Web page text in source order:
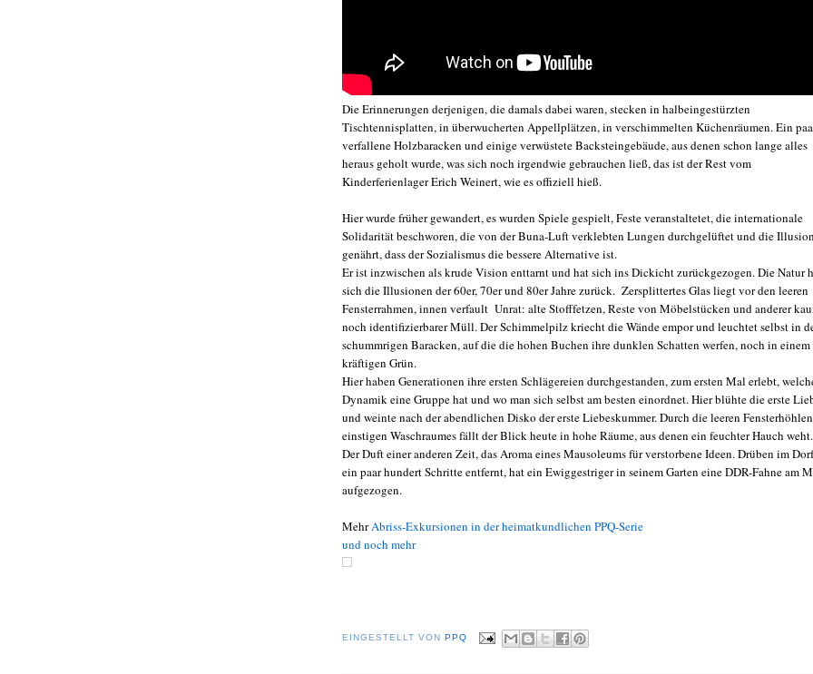
Die Erinnerungen derjenigen, die damals dabei waren, stecken in halbeingestürzten
Tischtennisplatten, in überwucherten Appellplätzen, in verschimmelten Küchenräumen. Ein
verfallene Holzbaracken und einige verwüstete Backsteingebäude, aus denen schon lange alles
heraus geholt wurde, was sich noch irgendwie gebrauchen ließ, das ist der Rest vom
Kinderferienlager Erich Weinert, wie es offiziell hieß.
Hier wurde früher gewandert, es wurden Spiele gespielt, Feste veranstaltetet, die internationale
Solidarität beschworen, die von der Buna-Luft verklebten Lungen durchgelüftet und die
genährt, dass der Sozialismus die bessere Alternative ist.
Er ist inzwischen als krude Vision enttarnt und hat sich ins Dickicht zurückgezogen. Die Natur
sich die Illusionen der 60er, 70er und 80er Jahre zurück. Zersplittertes Glas liegt vor den leeren
Fensterrahmen, innen verfault Unrat: alte Stofffetzen, Reste von Möbelstücken und anderer
noch identifizierbarer Müll. Der Schimmelpilz kriecht die Wände empor und leuchtet selbst in
schummrigen Baracken, auf die die hohen Buchen ihre dunklen Schatten werfen, noch in einem
kräftigen Grün.
Hier haben Generationen ihre ersten Schlägereien durchgestanden, zum ersten Mal erlebt,
Dynamik eine Gruppe hat und wo man sich selbst am besten einordnet. Hier blühte die erste
und weinte nach der abendlichen Disko der erste Liebeskummer. Durch die leeren
einstigen Waschraumes fällt der Blick heute in hohe Räume, aus denen ein feuchter Hauch
Der Duft einer anderen Zeit, das Aroma eines Mausoleums für verstorbene Ideen. Drüben im
ein paar hundert Schritte entfernt, hat ein Ewiggestriger in seinem Garten eine DDR-Fahne am
aufgezogen.
MehrAbriss-Exkursionen in der heimatkundlichen PPQ-Serie
und noch mehr
EINGESTELLT VON PPQ